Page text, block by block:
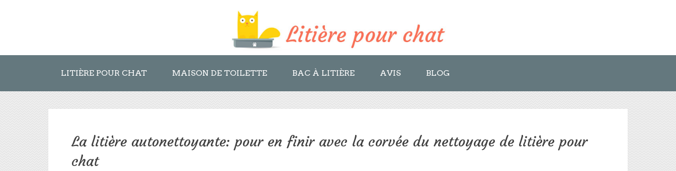
LITIÈRE POUR CHAT MAISON DE TOILETTE BAC À LITIÈRE AVIS BLOG
La litière autonettoyante: pour en finir avec la corvée du nettoyage de litière pour
chat